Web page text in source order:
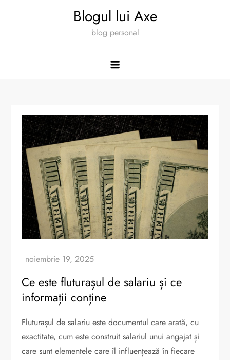
Blogul lui Axe
blog personal
Ce este fluturașul de salariu și ce
informații conține
Fluturașul de salariu este documentul care arată, cu
exactitate, cum este construit salariul unui angajat și
care sunt elementele care îl influențează în fiecare